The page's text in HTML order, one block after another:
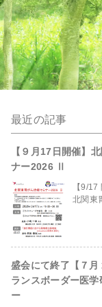
最近の記事
【９月17日開催】
ナー2026 Ⅱ
【9/
北関東
盛会にて終了【７月
ランスボーダー医
ー